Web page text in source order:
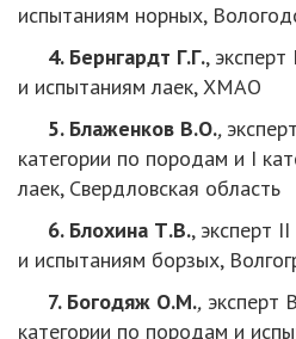
испытаниям норных,
4. Бернгардт Г.Г.,
и испытаниям лаек, XМАО
5. Блаженков В.О.,
категории по породам и I
лаек, Свердловская область
6. Блохина Т.В., эксперт
и испытаниям борзых,
7. Богодяж О.М., эксперт
категории по породам и